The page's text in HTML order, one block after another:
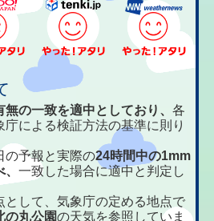
無の一致を適中としており、各
による検証方法の基準に則り
予報と実際の24時間中の1mm
、一致した場合に適中と判定し
して、気象庁の定める地点で
の丸公園の天気を参照していま